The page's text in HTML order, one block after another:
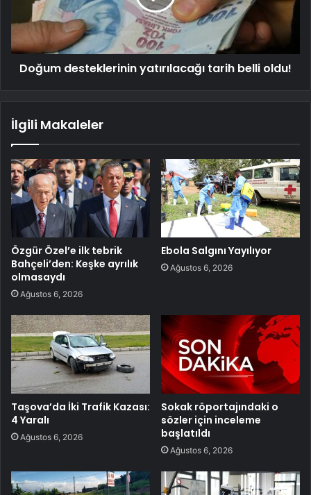
Doğum desteklerinin yatırılacağı tarih belli oldu!
İlgili Makaleler
Özgür Özel’e ilk tebrik
Bahçeli’den: Keşke ayrılık
olmasaydı
Ağustos 6, 2026
Ebola Salgını Yayılıyor
Ağustos 6, 2026
Taşova’da İki Trafik Kazası:
4 Yaralı
Ağustos 6, 2026
Sokak röportajındaki o
sözler için inceleme
başlatıldı
Ağustos 6, 2026